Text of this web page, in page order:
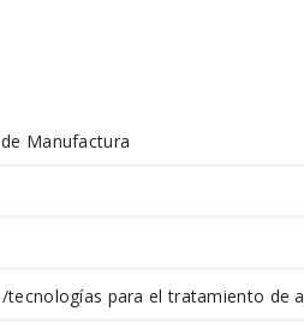
Manufactura
para el tratamiento de